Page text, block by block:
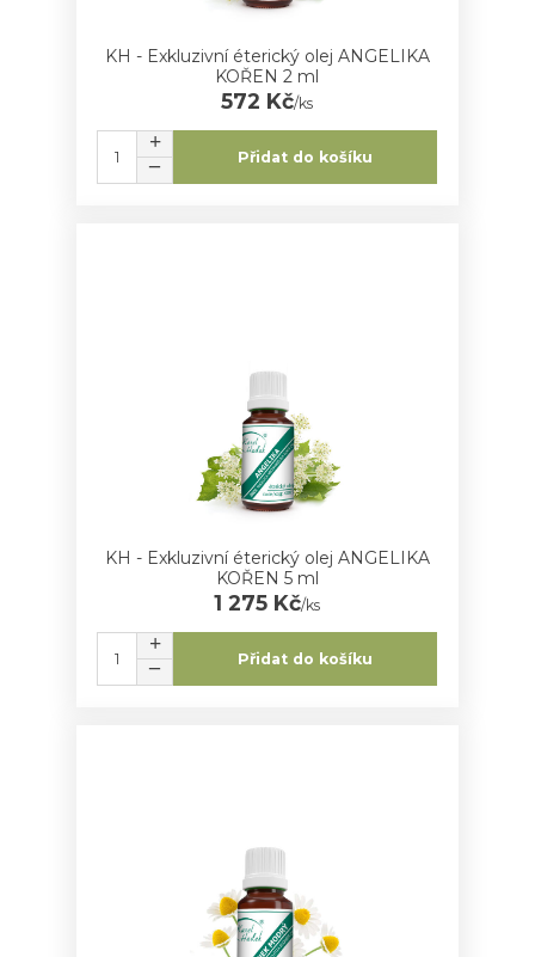
KH - Exkluzivní éterický olej ANGELIKA
KOŘEN 2 ml
572 Kč/ks
Přidat do košíku
KH - Exkluzivní éterický olej ANGELIKA
KOŘEN 5 ml
1 275 Kč/ks
Přidat do košíku